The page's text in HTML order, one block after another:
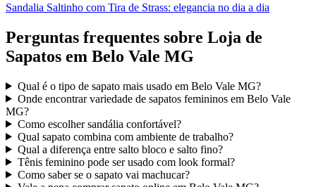
Sandalia Saltinho com Tira de Strass: elegancia no dia a dia
Perguntas frequentes sobre Loja de
Sapatos em Belo Vale MG
Qual é o tipo de sapato mais usado em Belo Vale MG?
Onde encontrar variedade de sapatos femininos em Belo Vale
MG?
Como escolher sandália confortável?
Qual sapato combina com ambiente de trabalho?
Qual a diferença entre salto bloco e salto fino?
Tênis feminino pode ser usado com look formal?
Como saber se o sapato vai machucar?